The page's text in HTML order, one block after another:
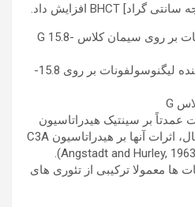
شکل 2. اثر معمول یک کندکننده لیگنوسولفونات بر روی 15.8-
عمدتاً بر سینتیک هیدراتاسیون
C3S تأثیر می گذارد. با این حال، اثرات آنها بر هیدراتاسیون C3A
ناچیز نیست (Stein, 1961b؛ Angstadt and Hurley, 1963).
ها معمولا ترکیبی از تئوری های